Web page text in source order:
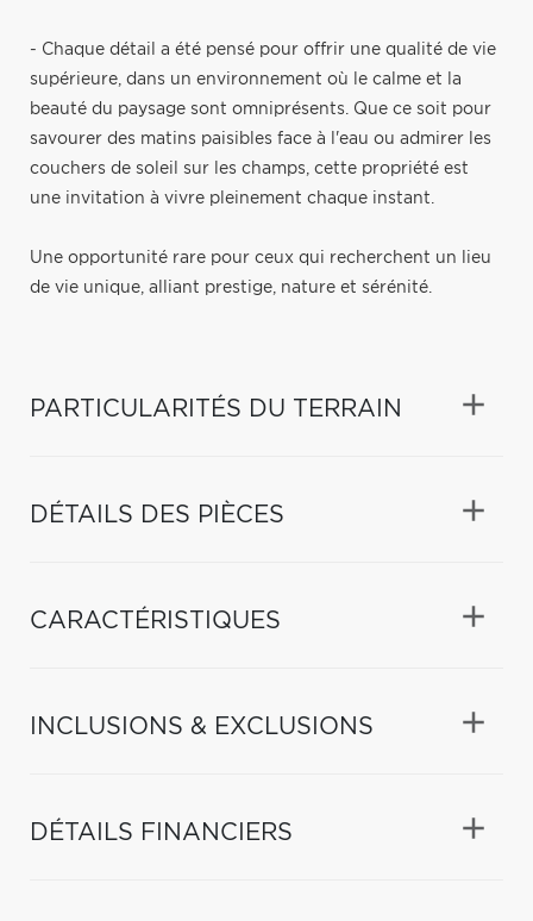
- Chaque détail a été pensé pour offrir une qualité de vie
supérieure, dans un environnement où le calme et la
beauté du paysage sont omniprésents. Que ce soit pour
savourer des matins paisibles face à l'eau ou admirer les
couchers de soleil sur les champs, cette propriété est
une invitation à vivre pleinement chaque instant.
Une opportunité rare pour ceux qui recherchent un lieu
de vie unique, alliant prestige, nature et sérénité.
PARTICULARITÉS DU TERRAIN
DÉTAILS DES PIÈCES
CARACTÉRISTIQUES
INCLUSIONS & EXCLUSIONS
DÉTAILS FINANCIERS